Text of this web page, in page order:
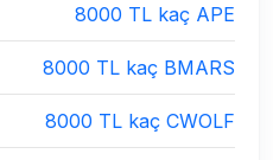
8000 TL kaç APE
8000 TL kaç BMARS
8000 TL kaç CWOLF